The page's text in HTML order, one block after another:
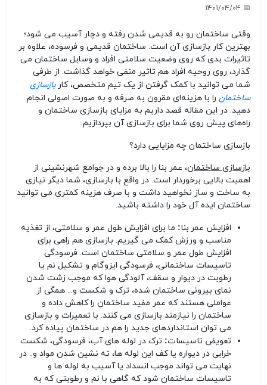
📅 1401/04/04
وقتی ساختمان رو به قدیمی شدن رفته و دچار آسیب می شود؛
بهترین کار بازسازی آن است. ساختمان قدیمی و فرسوده، علاوه بر
تاثیرات بدی که روی وضعیت سلامتی افراد و وسایل ساختمان می
گذارد، روی روحیه افراد هم تاثیر منفی خواهد گذاشت. از طرفی
شما می توانید با کمک گرفتن از یک تیم متخصص، کاربازسازی
ساختمان را با هزینه‌ای مقرون به صرفه و به صورت اصولی انجام
دهید. در این مقاله قصد داریم به مزایای بازسازی ساختمان و
راه‌های پیش روی شما برای بازسازی آن بپردازیم.
بازسازی ساختمان چه مزایایی دارد؟
بازسازی ساختمان، عمر بنا را بالا برده و در جوامع شهرنشینی از
اهمیت بالایی برخوردار است. در واقع با بازسازی، شما دیگر نیازی
به ساخت و ساز نخواهید داشت و با صرف هزینه کمتری می توانید
ساختمان ایده آل خود را داشته باشید.
افزایش عمر بنا: ما برای افزایش طول عمر و سلامتی، از تغذیه
مناسب و ورزش کمک می گیریم. بازسازی هم راهی برای
افزایش طول عمر و سلامتی ساختمان است. فرسودگی
تاسیسات ساختمانی، فرسودگی ایزوگام و تشکیل نم یا
رطوبت در دیوار و سقف، آلودگی هوا که موجب زشت شدن
نمای بیرونی ساختمان شده، ترک و شکست و... همگی از
عواملی هستند که عمر مفید ساختمان را کاهش داده و
ساختمان را نیازمند بازسازی می کنند. با تعمیرات و بازسازی
می توان استانداردهای جدید را هم در ساختمان پیاده کرد.
تعویض تاسیسات: ترک در لوله های آب، فرسودگی، شکست
خرابی در دیواره یا کف این لوله ها، ته نشین شدن مواد و.. در
نهایت می تواند موجب انسداد یا آسیب به لوله ها و
تاسیسات ساختمان شود که گاهی با نم و رطوبتی که به